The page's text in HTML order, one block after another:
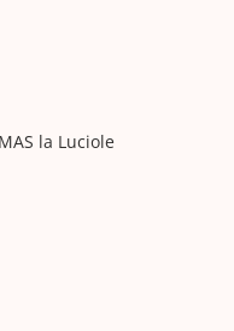
qui
des
LE la Luciole